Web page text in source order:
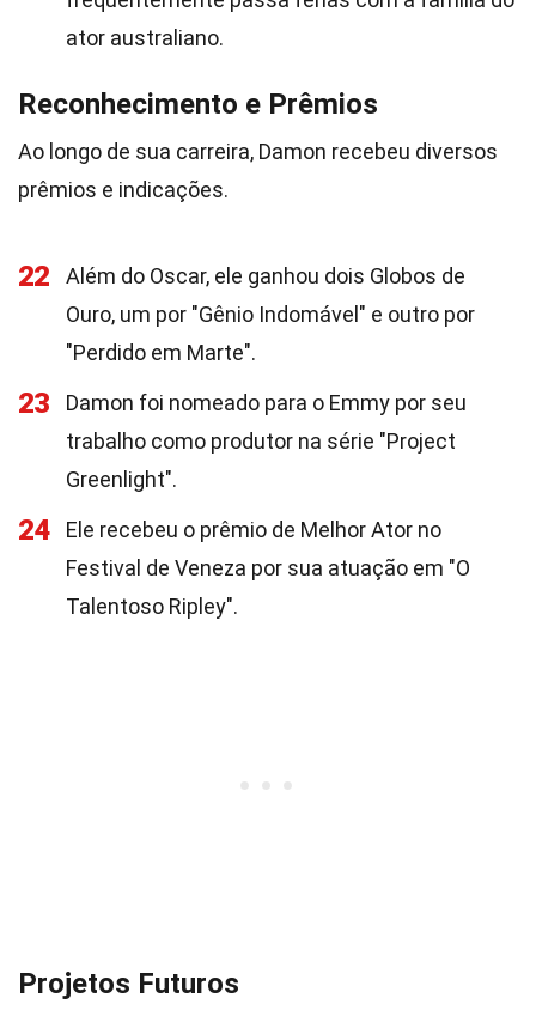
ator australiano.
Reconhecimento e Prêmios
Ao longo de sua carreira, Damon recebeu diversos
prêmios e indicações.
22
Além do Oscar, ele ganhou dois Globos de
Ouro, um por "Gênio Indomável" e outro por
"Perdido em Marte".
23
Damon foi nomeado para o Emmy por seu
trabalho como produtor na série "Project
Greenlight".
24
Ele recebeu o prêmio de Melhor Ator no
Festival de Veneza por sua atuação em "O
Talentoso Ripley".
Projetos Futuros